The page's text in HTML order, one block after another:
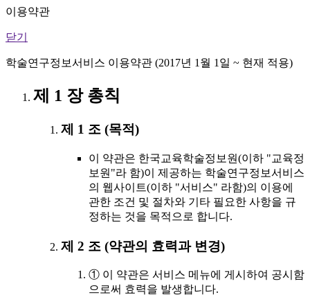
이용약관
닫기
학술연구정보서비스 이용약관 (2017년 1월 1일 ~ 현재 적용)
제 1 장 총칙
제 1 조 (목적)
이 약관은 한국교육학술정보원(이하 "교육정
보원"라 함)이 제공하는 학술연구정보서비스
의 웹사이트(이하 "서비스" 라함)의 이용에
관한 조건 및 절차와 기타 필요한 사항을 규
정하는 것을 목적으로 합니다.
제 2 조 (약관의 효력과 변경)
① 이 약관은 서비스 메뉴에 게시하여 공시함
으로써 효력을 발생합니다.